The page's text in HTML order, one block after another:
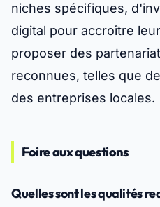
niches spécifiques,
digital pour accroître
proposer des
reconnues, telles que
des entreprises locales.
Foire aux questions
Quelles sont les qualités